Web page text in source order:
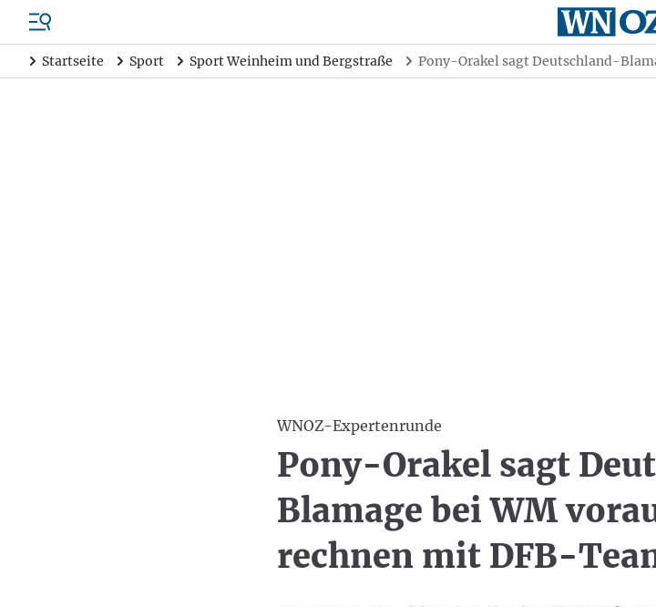
Startseite Sport Sport Weinheim und Bergstraße Pony-Orakel sagt Deutschland-
WNOZ-Expertenrunde
Pony-Orakel sagt
Blamage bei WM
rechnen mit DFB-